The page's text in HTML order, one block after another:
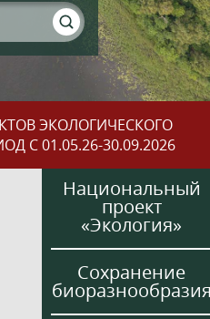
ЭКОЛОГИЧЕСКОГО
С 01.05.26-30.09.2026
Национальный
проект
«Экология»
Сохранение